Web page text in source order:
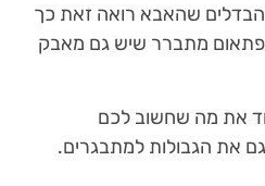
שהאבא רואה זאת כך
מתברר שיש גם מאבק
את מה שחשוב לכם
את הגבולות למתבגרים.